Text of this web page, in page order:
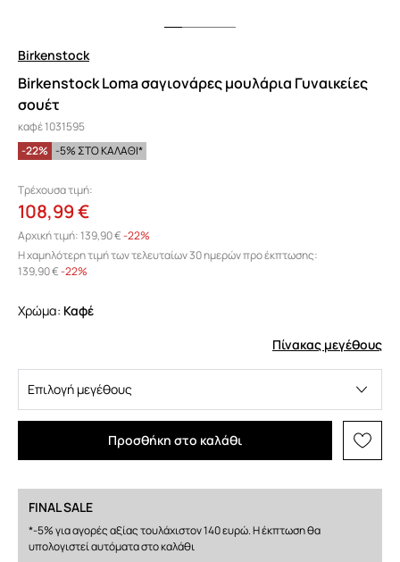
Birkenstock
Birkenstock Loma σαγιονάρες μουλάρια Γυναικείες
σουέτ
καφέ 1031595
-22% -5% ΣΤΟ ΚΑΛΑΘΙ*
Τρέχουσα τιμή:
108,99 €
Αρχική τιμή:139,90 €-22%
Η χαμηλότερη τιμή των τελευταίων 30 ημερών προ έκπτωσης:
139,90 € -22%
Χρώμα:
καφέ
Πίνακας μεγέθους
Επιλογή μεγέθους
Προσθήκη στο καλάθι
FINAL SALE
*-5% για αγορές αξίας τουλάχιστον 140 ευρώ. Η έκπτωση θα
υπολογιστεί αυτόματα στο καλάθι